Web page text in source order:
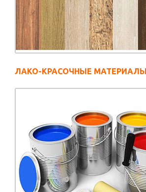
ЛАКО-КРАСОЧНЫЕ МАТЕРИАЛЫ